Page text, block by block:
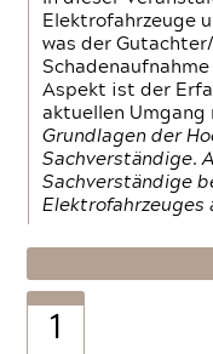
Elektrofahrzeuge
was der
Aspekt ist der
aktuellen
Grundlagen der
Sachverständige.
Sachverständige
Elektrofahrzeuges
1